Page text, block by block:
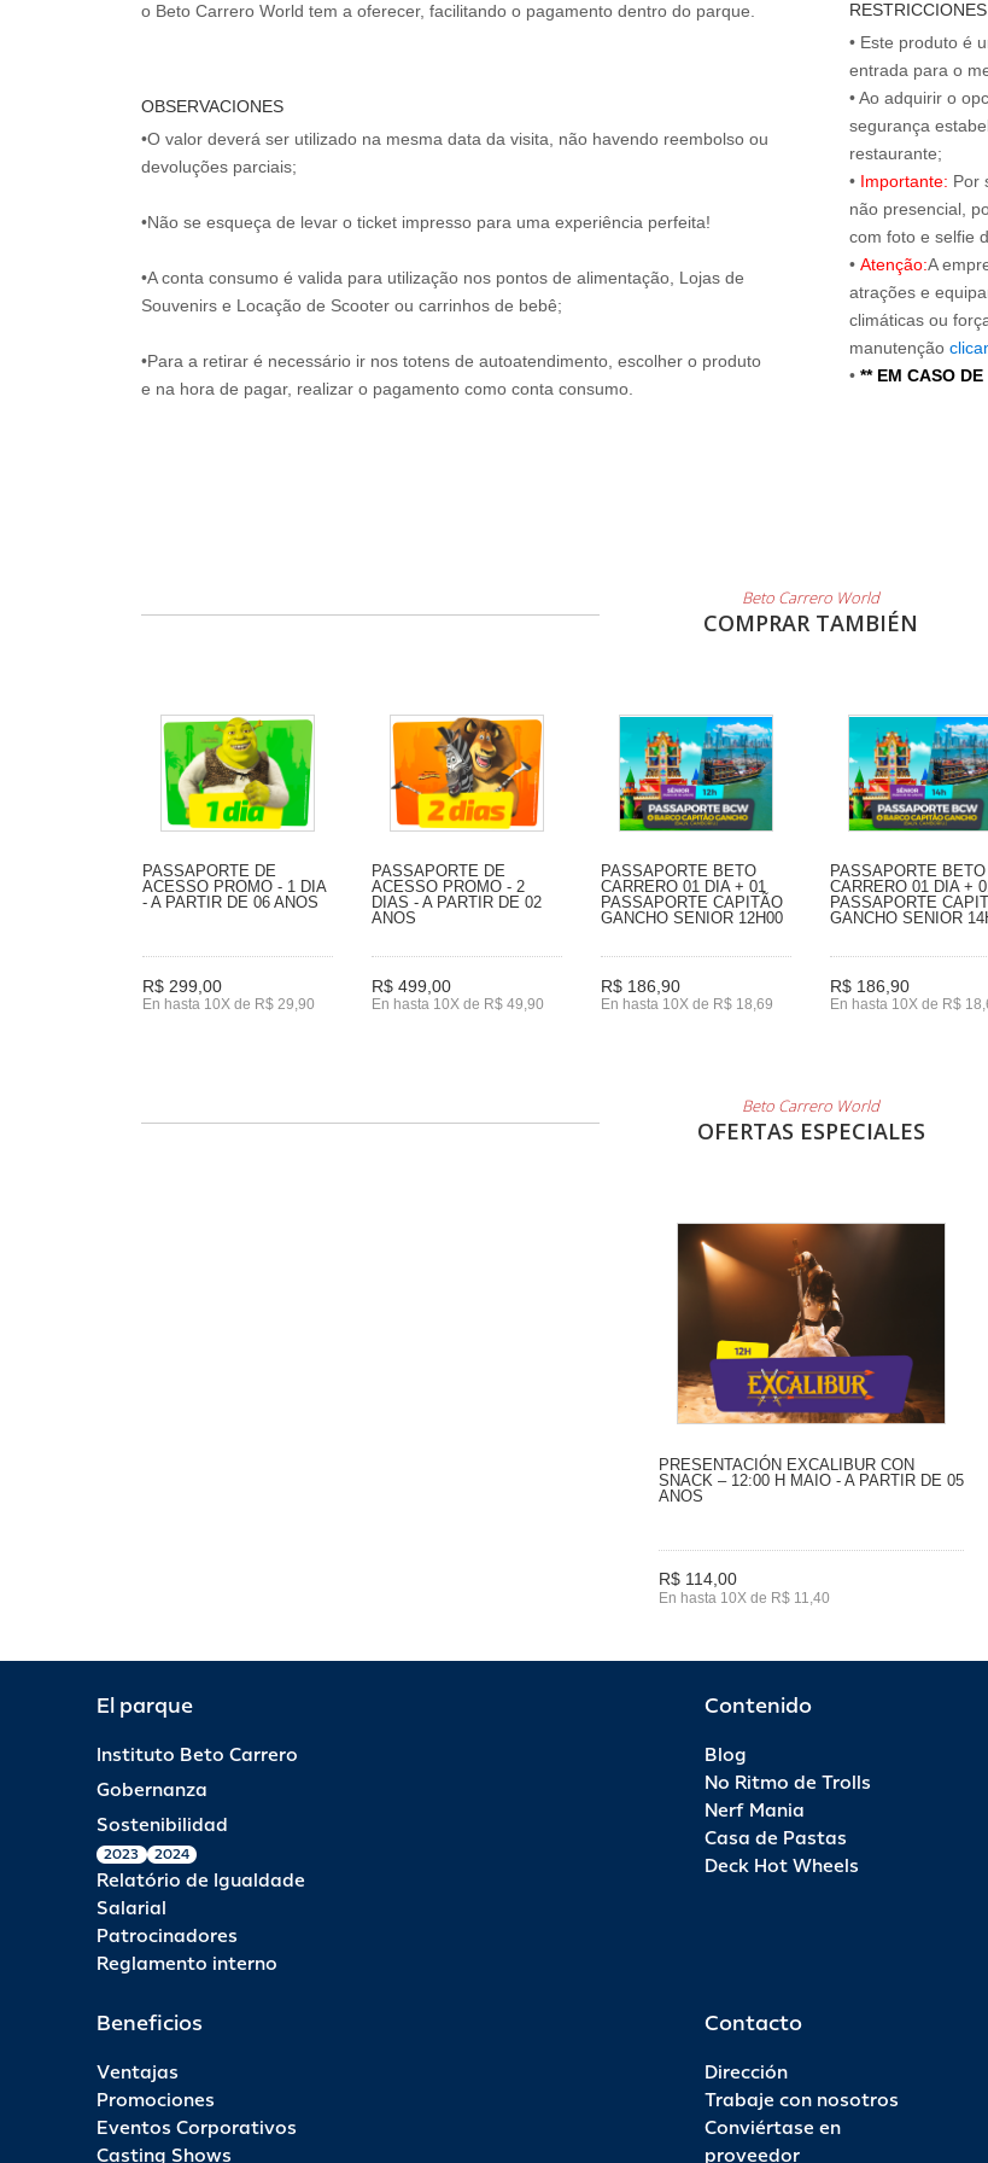
OBSERVACIONES
•O valor deverá ser utilizado na mesma data da visita, não havendo reembolso ou
devoluções parciais;
•Não se esqueça de levar o ticket impresso para uma experiência perfeita!
•A conta consumo é valida para utilização nos pontos de alimentação, Lojas de
Souvenirs e Locação de Scooter ou carrinhos de bebê;
•Para a retirar é necessário ir nos totens de autoatendimento, escolher o produto
e na hora de pagar, realizar o pagamento como conta consumo.
RESTRICCIONES
• Este produto é
entrada para o
• Ao adquirir o
segurança
restaurante;
• Importante: Por
não presencial,
com foto e selfie
• Atenção:A
atrações e
climáticas ou
manutenção
• ** EM CASO
Beto Carrero World
COMPRAR TAMBIÉN
PASSAPORTE DE
ACESSO PROMO - 1 DIA
- A PARTIR DE 06 ANOS
R$ 299,00
En hasta 10X de R$ 29,90
PASSAPORTE DE
ACESSO PROMO - 2
DIAS - A PARTIR DE 02
ANOS
R$ 499,00
En hasta 10X de R$ 49,90
PASSAPORTE BETO
CARRERO 01 DIA + 01
PASSAPORTE CAPITÃO
GANCHO SENIOR 12H00
R$ 186,90
En hasta 10X de R$ 18,69
PASSAPORTE BETO
CARRERO 01 DIA +
PASSAPORTE
GANCHO SENIOR
R$ 186,90
En hasta 10X de R$
Beto Carrero World
OFERTAS ESPECIALES
PRESENTACIÓN EXCALIBUR CON
SNACK – 12:00 H MAIO - A PARTIR DE 05
ANOS
R$ 114,00
En hasta 10X de R$ 11,40
El parque
Instituto Beto Carrero
Gobernanza
Sostenibilidad
2023 2024
Relatório de Igualdade
Salarial
Patrocinadores
Reglamento interno
Contenido
Blog
No Ritmo de Trolls
Nerf Mania
Casa de Pastas
Deck Hot Wheels
Beneficios
Ventajas
Promociones
Eventos Corporativos
Casting Shows
Contacto
Dirección
Trabaje con nosotros
Conviértase en
proveedor